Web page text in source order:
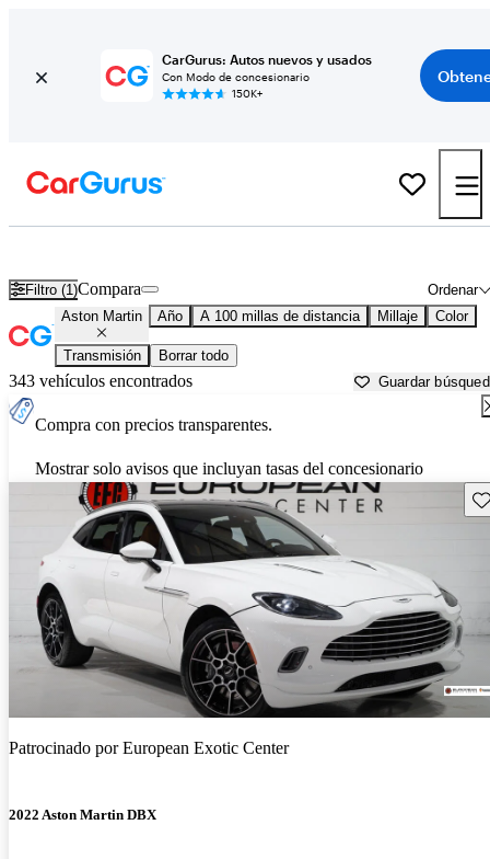
CarGurus: Autos nuevos y usados
Con Modo de concesionario
150K+
Filtro (1) Ordenar
Compara
Aston Martin Año A 100 millas de distancia Millaje Color
Transmisión Borrar todo
343 vehículos encontrados Guardar
Compra con precios transparentes.
Mostrar solo avisos que incluyan tasas del concesionario
Patrocinado porEuropean Exotic Center
2022 Aston Martin DBX